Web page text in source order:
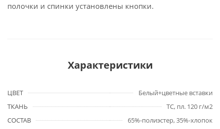
полочки и спинки установлены кнопки.
Характеристики
ЦВЕТ
Белый+цветные вставки
ТКАНЬ
TC, пл. 120 г/м2
СОСТАВ
65%-полиэстер, 35%-хлопок